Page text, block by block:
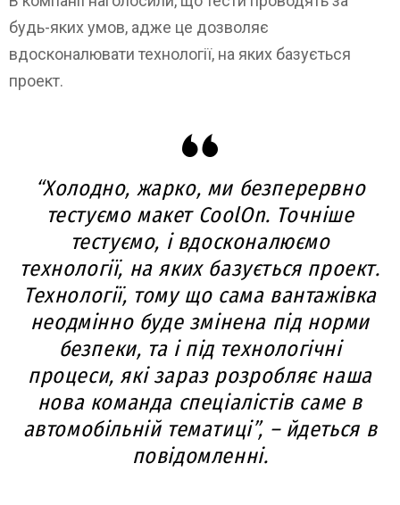
будь-яких умов, адже це дозволяє
вдосконалювати технології, на яких базується
проект.
“Холодно, жарко, ми безперервно
тестуємо макет CoolОn. Точніше
тестуємо, і вдосконалюємо
технології, на яких базується проект.
Технології, тому що сама вантажівка
неодмінно буде змінена під норми
безпеки, та і під технологічні
процеси, які зараз розробляє наша
нова команда спеціалістів саме в
автомобільній тематиці”, – йдеться в
повідомленні.